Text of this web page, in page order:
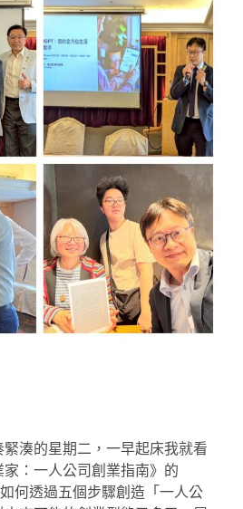
湊的星期二，一早起床我就看
：一人公司創業指南》的
何透過五個步驟創造「一人公